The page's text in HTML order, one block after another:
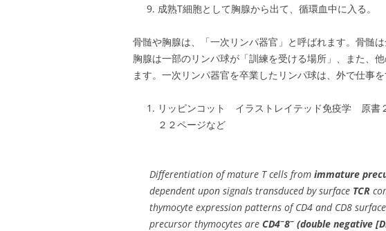
成熟T細胞として胸腺から出て、循環血中に入る。
骨髄や胸腺は、「一次リンパ器官」と呼ばれます。骨髄
胸腺は一部のリンパ球が「訓練を受ける場所」、また、
ます。一次リンパ器官を卒業したリンパ球は、外で仕事を
リッピンコット イラストレイテッド免疫学 原
２２ページなど
Differentiation of mature T cells from immature
dependent upon signals transduced by surface TCR
thymocyte expression patterns of CD4 and CD8
precursor thymocytes are CD4−8− (double negative